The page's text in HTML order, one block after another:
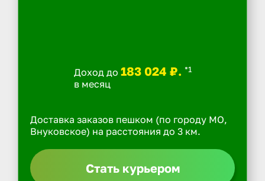
Доход до 183 024 ₽. *1
в месяц
Доставка заказов пешком (по городу МО,
Внуковское) на расстояния до 3 км.
Стать курьером